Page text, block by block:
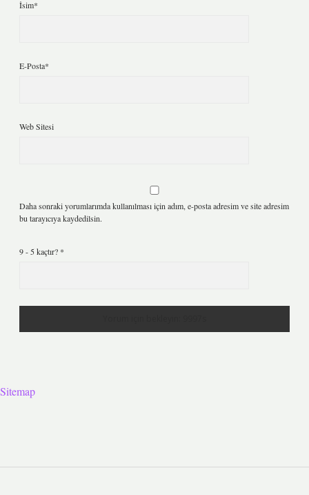
İsim*
E-Posta*
Web Sitesi
Daha sonraki yorumlarımda kullanılması için adım, e-posta adresim ve site adresim
bu tarayıcıya kaydedilsin.
9 - 5 kaçtır? *
Sitemap